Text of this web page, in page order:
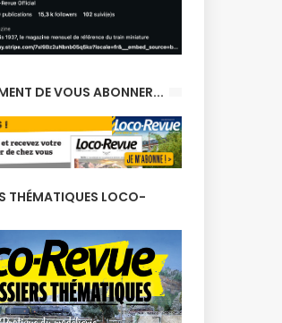
DE VOUS ABONNER...
THÉMATIQUES LOCO-